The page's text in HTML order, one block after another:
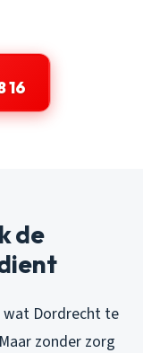
16
de
wat Dordrecht te
zonder zorg